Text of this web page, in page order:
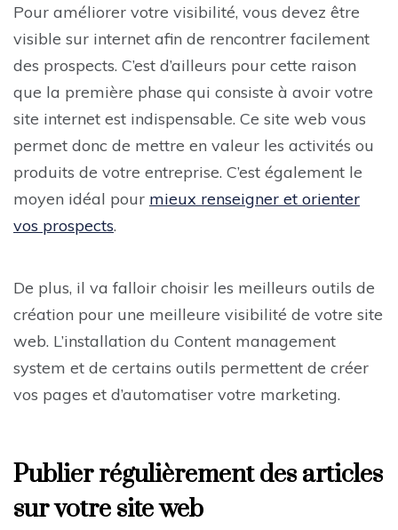
Pour améliorer votre visibilité, vous devez être
visible sur internet afin de rencontrer facilement
des prospects. C’est d’ailleurs pour cette raison
que la première phase qui consiste à avoir votre
site internet est indispensable. Ce site web vous
permet donc de mettre en valeur les activités ou
produits de votre entreprise. C’est également le
moyen idéal pour mieux renseigner et orienter
vos prospects.
De plus, il va falloir choisir les meilleurs outils de
création pour une meilleure visibilité de votre site
web. L’installation du Content management
system et de certains outils permettent de créer
vos pages et d’automatiser votre marketing.
Publier régulièrement des articles
sur votre site web